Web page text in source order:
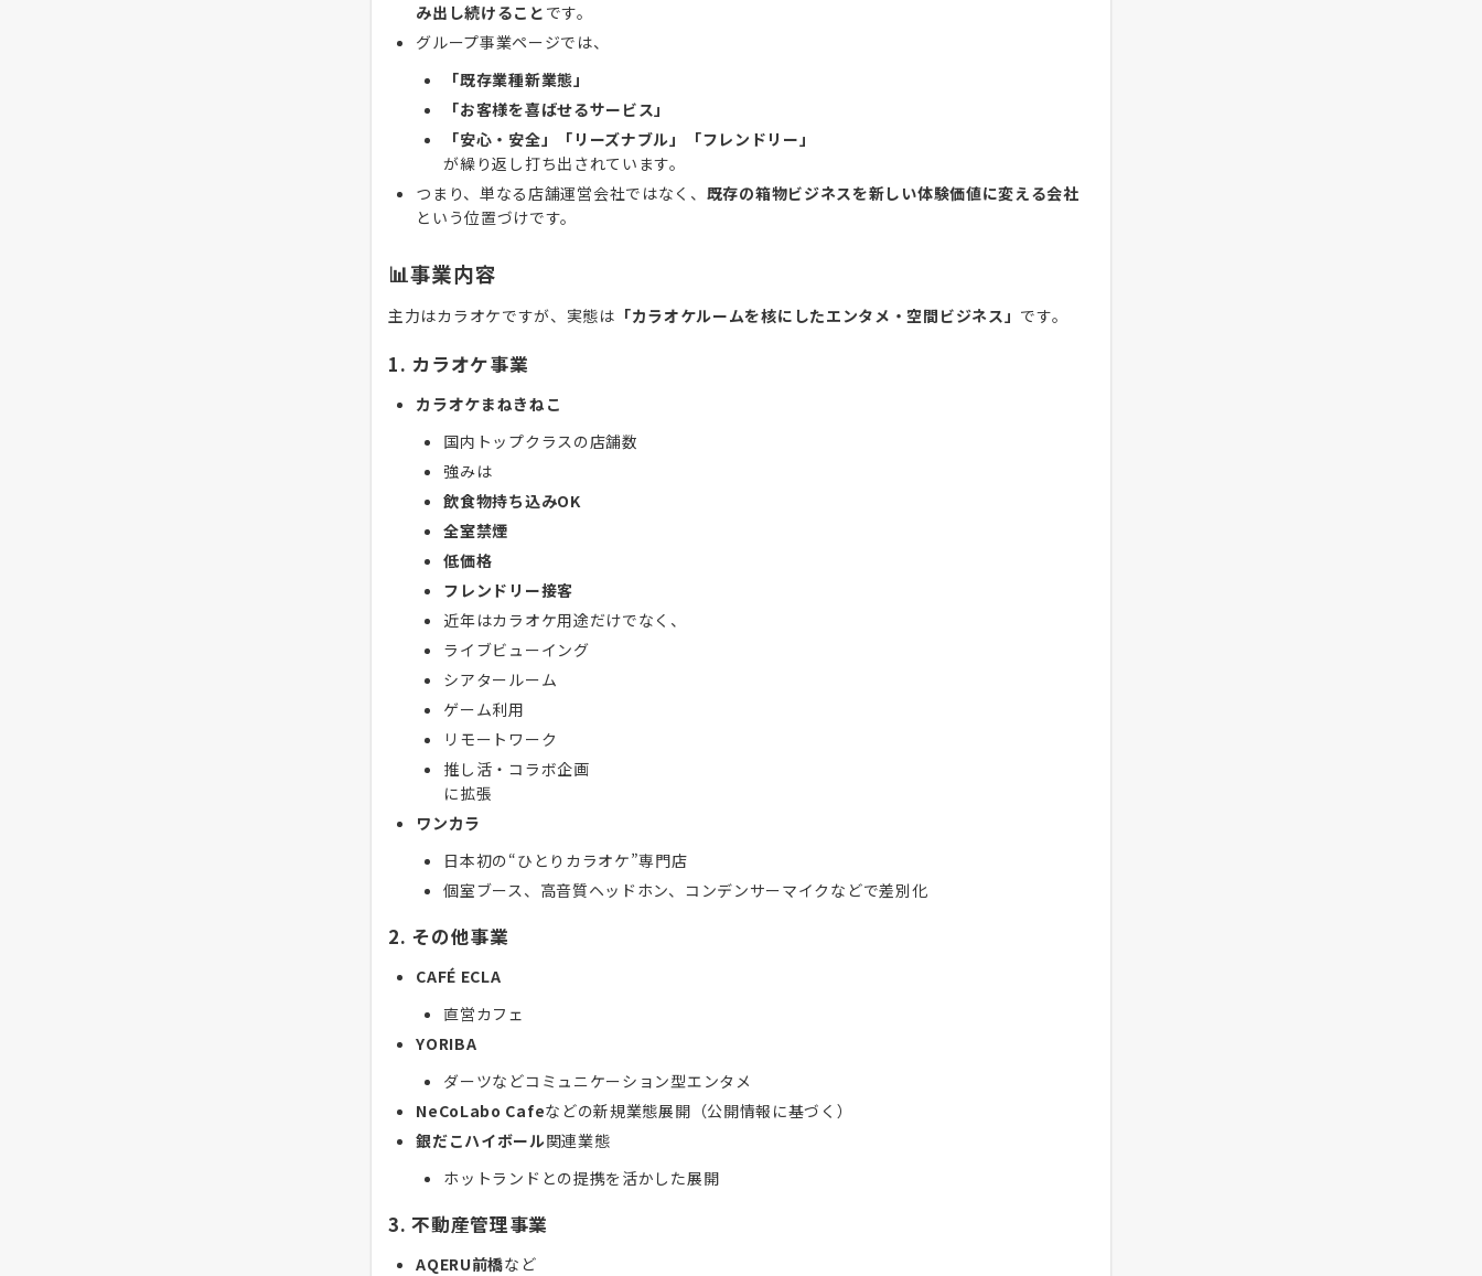
み出し続けること です。
グループ事業ページでは、
「既存業種新業態」
「お客様を喜ばせるサービス」
「安心・安全」「リーズナブル」「フレンドリー」
が繰り返し打ち出されています。
つまり、単なる店舗運営会社ではなく、 既存の箱物ビジネスを新しい体験価値に変える会社
という位置づけです。
📊事業内容
主力はカラオケですが、実態は 「カラオケルームを核にしたエンタメ・空間ビジネス」 です。
1. カラオケ事業
カラオケまねきねこ
国内トップクラスの店舗数
強みは
飲食物持ち込みOK
全室禁煙
低価格
フレンドリー接客
近年はカラオケ用途だけでなく、
ライブビューイング
シアタールーム
ゲーム利用
リモートワーク
推し活・コラボ企画
に拡張
ワンカラ
日本初の“ひとりカラオケ”専門店
個室ブース、高音質ヘッドホン、コンデンサーマイクなどで差別化
2. その他事業
CAFÉ ECLA
直営カフェ
YORIBA
ダーツなどコミュニケーション型エンタメ
NeCoLabo Cafeなどの新規業態展開（公開情報に基づく）
銀だこハイボール関連業態
ホットランドとの提携を活かした展開
3. 不動産管理事業
AQERU前橋など